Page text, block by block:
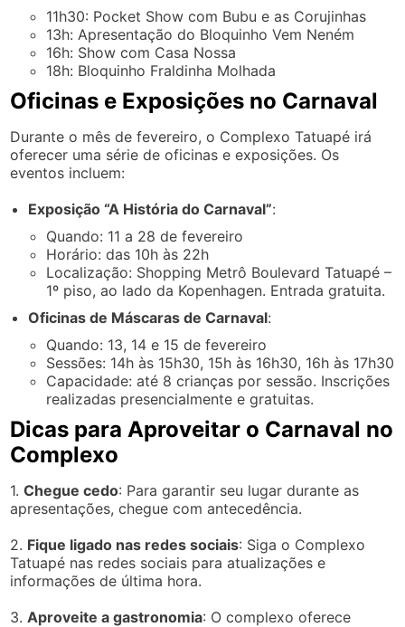
11h30: Pocket Show com Bubu e as Corujinhas
13h: Apresentação do Bloquinho Vem Neném
16h: Show com Casa Nossa
18h: Bloquinho Fraldinha Molhada
Oficinas e Exposições no Carnaval
Durante o mês de fevereiro, o Complexo Tatuapé irá
oferecer uma série de oficinas e exposições. Os
eventos incluem:
Exposição “A História do Carnaval”:
Quando: 11 a 28 de fevereiro
Horário: das 10h às 22h
Localização: Shopping Metrô Boulevard Tatuapé –
1º piso, ao lado da Kopenhagen. Entrada gratuita.
Oficinas de Máscaras de Carnaval:
Quando: 13, 14 e 15 de fevereiro
Sessões: 14h às 15h30, 15h às 16h30, 16h às 17h30
Capacidade: até 8 crianças por sessão. Inscrições
realizadas presencialmente e gratuitas.
Dicas para Aproveitar o Carnaval no
Complexo
1.Chegue cedo: Para garantir seu lugar durante as
apresentações, chegue com antecedência.
2. Fique ligado nas redes sociais: Siga o Complexo
Tatuapé nas redes sociais para atualizações e
informações de última hora.
3.Aproveite a gastronomia: O complexo oferece